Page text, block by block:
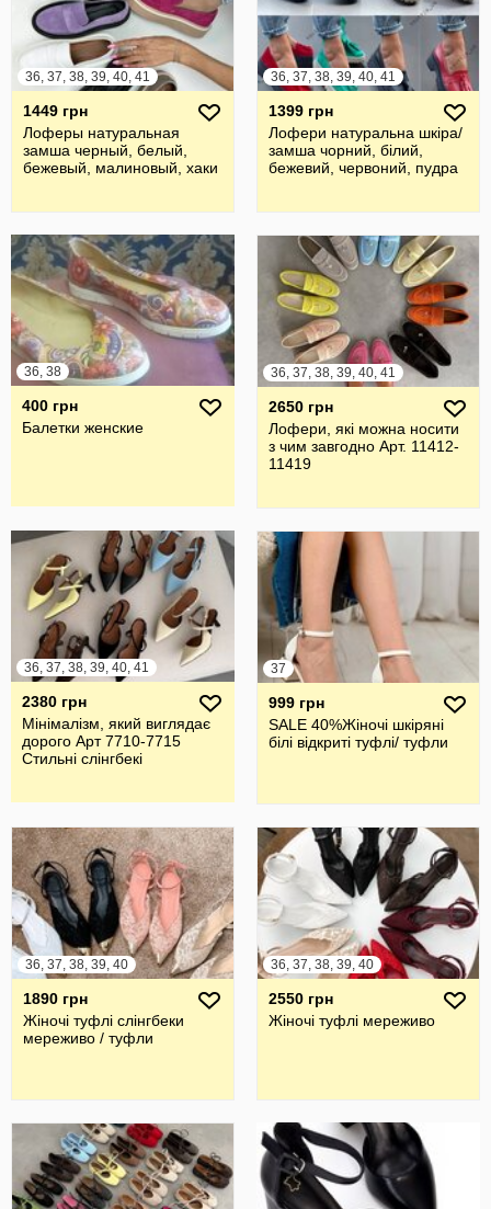
36, 37, 38, 39, 40, 41
1449 грн
Лоферы натуральная
замша черный, белый,
бежевый, малиновый, хаки
36, 37, 38, 39, 40, 41
1399 грн
Лофери натуральна шкіра/
замша чорний, білий,
бежевий, червоний, пудра
36, 38
400 грн
Балетки женские
36, 37, 38, 39, 40, 41
2650 грн
Лофери, які можна носити
з чим завгодно Арт. 11412-
11419
36, 37, 38, 39, 40, 41
2380 грн
Мінімалізм, який виглядає
дорого Арт 7710-7715
Стильні слінгбекі
37
999 грн
SALE 40%Жіночі шкіряні
білі відкриті туфлі/ туфли
36, 37, 38, 39, 40
1890 грн
Жіночі туфлі слінгбеки
мереживо / туфли
36, 37, 38, 39, 40
2550 грн
Жіночі туфлі мереживо